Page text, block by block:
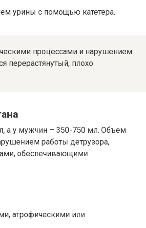
урины с помощью катетера.
процессами и нарушением
перерастянутый, плохо
а у мужчин – 350-750 мл. Объем
работы детрузора,
обеспечивающими
атрофическими или